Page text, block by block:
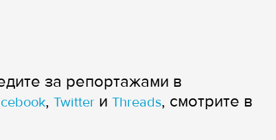
за репортажами в
, Twitter и Threads, смотрите в